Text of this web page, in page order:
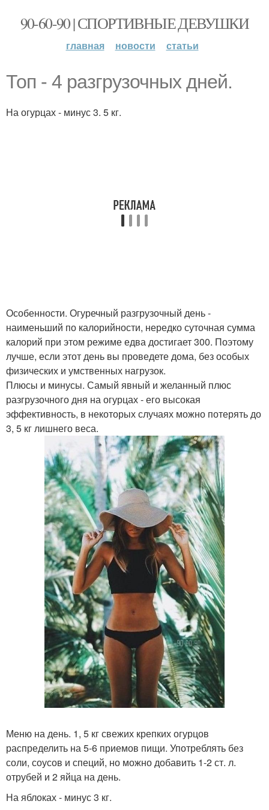
90-60-90 | СПОРТИВНЫЕ ДЕВУШКИ
главная новости статьи
Топ - 4 разгрузочных дней.
На огурцах - минус 3. 5 кг.
Особенности. Огуречный разгрузочный день -
наименьший по калорийности, нередко суточная сумма
калорий при этом режиме едва достигает 300. Поэтому
лучше, если этот день вы проведете дома, без особых
физических и умственных нагрузок.
Плюсы и минусы. Самый явный и желанный плюс
разгрузочного дня на огурцах - его высокая
эффективность, в некоторых случаях можно потерять до
3, 5 кг лишнего веса.
Меню на день. 1, 5 кг свежих крепких огурцов
распределить на 5-6 приемов пищи. Употреблять без
соли, соусов и специй, но можно добавить 1-2 ст. л.
отрубей и 2 яйца на день.
На яблоках - минус 3 кг.